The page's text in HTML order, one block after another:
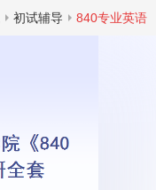
初试辅导 840专业英语